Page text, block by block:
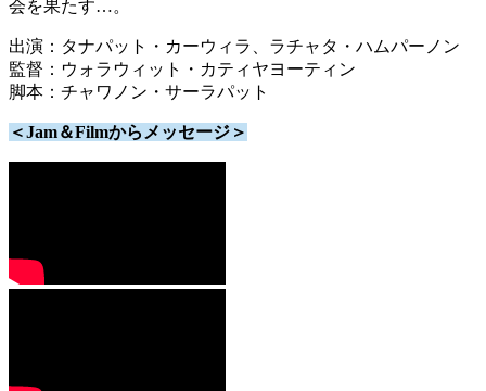
会を果たす…。
出演：タナパット・カーウィラ、ラチャタ・ハムパーノン
監督：ウォラウィット・カティヤヨーティン
脚本：チャワノン・サーラパット
＜Jam＆Filmからメッセージ＞